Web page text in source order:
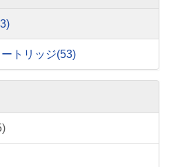
トリッジ(53)